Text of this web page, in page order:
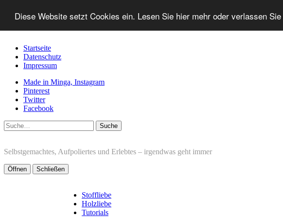
Diese Website setzt Cookies ein. Lesen Sie hier mehr oder verlassen
Startseite
Datenschutz
Impressum
Made in Minga, Instagram
Pinterest
Twitter
Facebook
Suche
Selbstgemachtes, Aufpoliertes und Erlebtes – irgendwas geht immer
Öffnen Schließen
Stoffliebe
Holzliebe
Tutorials